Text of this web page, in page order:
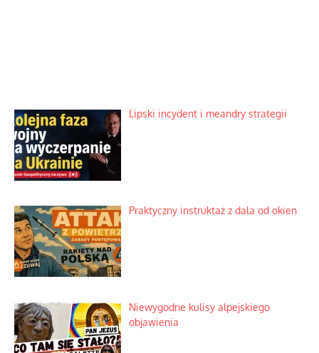
Lipski incydent i meandry strategii
Praktyczny instruktaż z dala od okien
Niewygodne kulisy alpejskiego
objawienia